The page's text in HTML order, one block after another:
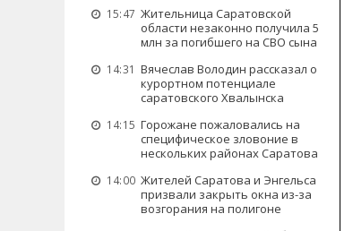
15:47 Жительница Саратовской
области незаконно получила 5
млн за погибшего на СВО сына
14:31 Вячеслав Володин рассказал о
курортном потенциале
саратовского Хвалынска
14:15 Горожане пожаловались на
специфическое зловоние в
нескольких районах Саратова
14:00 Жителей Саратова и Энгельса
призвали закрыть окна из-за
возгорания на полигоне